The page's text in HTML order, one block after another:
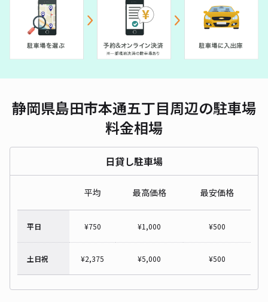
静岡県島田市本通五丁目周辺の駐車場
料金相場
日貸し駐車場
平均 最高価格 最安価格
平日 ¥750 ¥1,000 ¥500
土日祝 ¥2,375 ¥5,000 ¥500